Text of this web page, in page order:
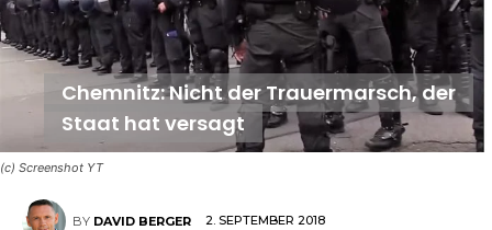
(c) Screenshot YT
Chemnitz: Nicht der Trauermarsch, der
Staat hat versagt
BY DAVID BERGER 2. SEPTEMBER 2018